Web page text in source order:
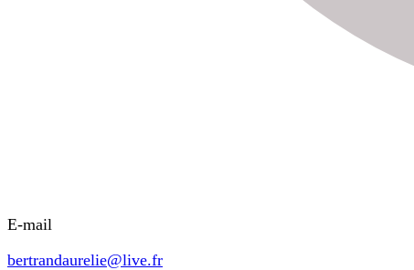
E-mail
bertrandaurelie@live.fr